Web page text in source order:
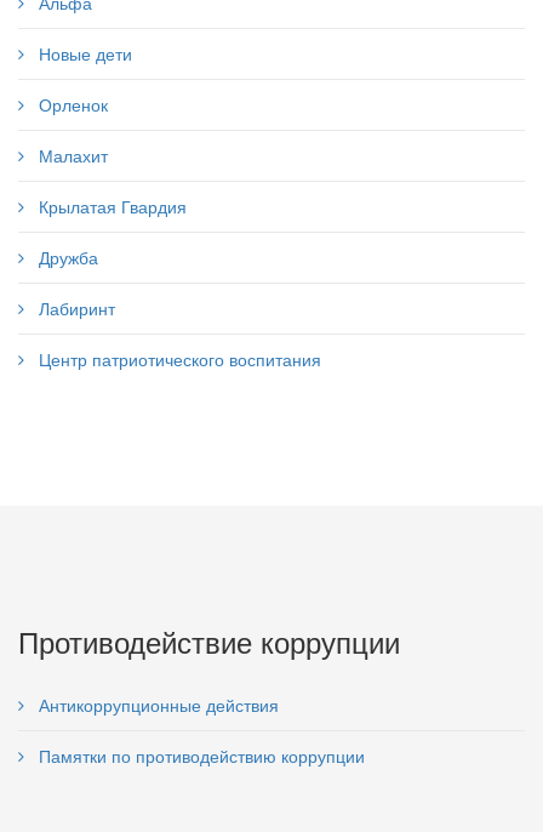
Новые дети
Орленок
Малахит
Крылатая Гвардия
Дружба
Лабиринт
Центр патриотического воспитания
Противодействие коррупции
Антикоррупционные действия
Памятки по противодействию коррупции